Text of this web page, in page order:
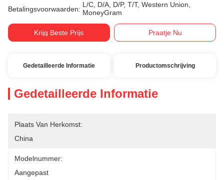
Betalingsvoorwaarden:
L/C, D/A, D/P, T/T, Western Union,
MoneyGram
Krijg Beste Prijs Praatje Nu
Gedetailleerde Informatie Productomschrijving
Gedetailleerde Informatie
Plaats Van Herkomst:
China
Modelnummer:
Aangepast